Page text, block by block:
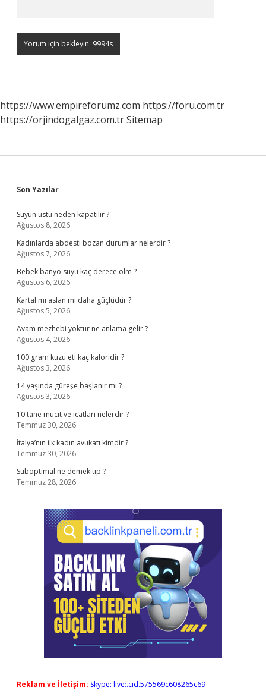
https://www.empireforumz.com https://foru.com.tr
https://orjindogalgaz.com.trSitemap
Sidebar
Son Yazılar
Suyun üstü neden kapatılır ?
Ağustos 8, 2026
Kadınlarda abdesti bozan durumlar nelerdir ?
Ağustos 7, 2026
Bebek banyo suyu kaç derece olm ?
Ağustos 6, 2026
Kartal mı aslan mı daha güçlüdür ?
Ağustos 5, 2026
Avam mezhebi yoktur ne anlama gelir ?
Ağustos 4, 2026
100 gram kuzu eti kaç kaloridir ?
Ağustos 3, 2026
14 yaşında güreşe başlanır mı ?
Ağustos 3, 2026
10 tane mucit ve icatları nelerdir ?
Temmuz 30, 2026
İtalya’nın ilk kadın avukatı kimdir ?
Temmuz 30, 2026
Suboptimal ne demek tıp ?
Temmuz 28, 2026
Reklam ve İletişim: Skype: live:.cid.575569c608265c69